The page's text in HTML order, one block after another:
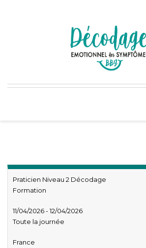
Praticien Niveau 2 Décodage
Formation
11/04/2026 - 12/04/2026
Toute la journée
France